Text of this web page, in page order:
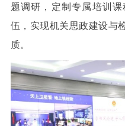
题调研，定制专属培训
伍，实现机关思政建设与
质。